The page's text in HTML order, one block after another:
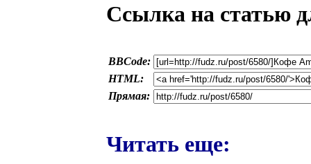
Ссылка на статью
BBCode:
HTML:
Прямая:
Читать еще: